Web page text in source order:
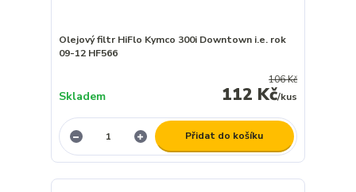
Olejový filtr HiFlo Kymco 300i Downtown i.e. rok
09-12 HF566
106 Kč
112 Kč/kus
Skladem
Přidat do košíku